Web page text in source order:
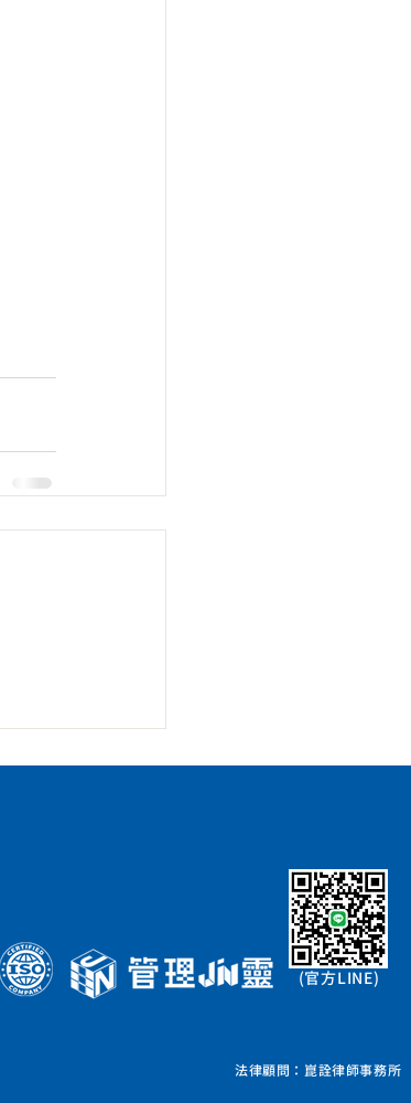
(​官方LINE)
法律顧問：崑詮律師事務所